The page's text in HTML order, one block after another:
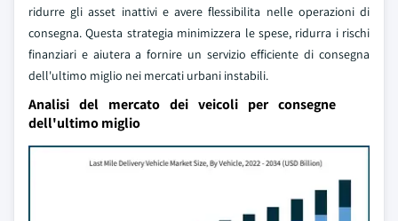
ridurre gli asset inattivi e avere flessibilita nelle operazioni di
consegna. Questa strategia minimizzera le spese, ridurra i rischi
finanziari e aiutera a fornire un servizio efficiente di consegna
dell'ultimo miglio nei mercati urbani instabili.
Analisi del mercato dei veicoli per consegne
dell'ultimo miglio